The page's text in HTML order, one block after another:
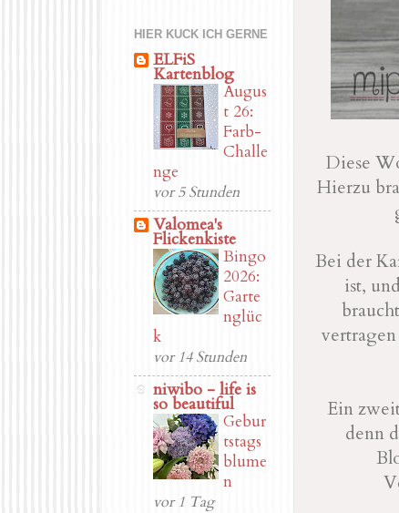
Diese
Hierzu
Bei der
ist,
Ein
denn
HIER KUCK ICH GERNE
ELFiS
Kartenblog
Augus
t 26:
Farb-
Challe
nge
vor 5 Stunden
Valomea's
Flickenkiste
Bingo
2026:
Garte
nglüc
k
vor 14 Stunden
niwibo - life is
so beautiful
Gebur
tstags
blume
n
vor 1 Tag